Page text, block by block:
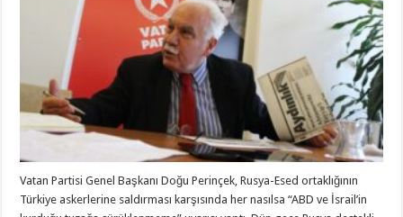
Vatan Partisi Genel Başkanı Doğu Perinçek, Rusya-Esed ortaklığının
Türkiye askerlerine saldırması karşısında her nasılsa “ABD ve İsrail’in